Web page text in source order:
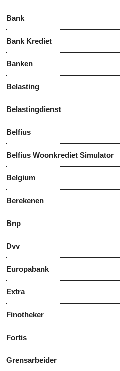
Bank
Bank Krediet
Banken
Belasting
Belastingdienst
Belfius
Belfius Woonkrediet Simulator
Belgium
Berekenen
Bnp
Dvv
Europabank
Extra
Finotheker
Fortis
Grensarbeider